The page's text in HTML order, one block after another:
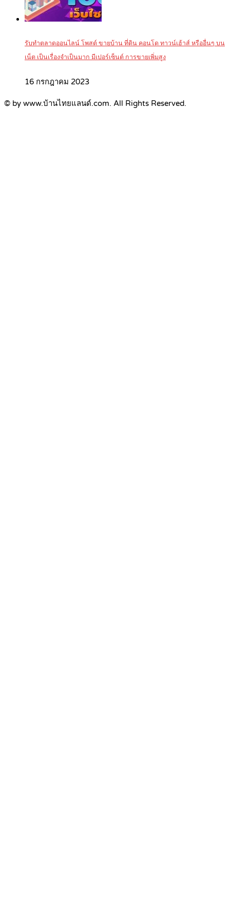
รับทำตลาดออนไลน์ โพสต์ ขายบ้าน ที่ดิน คอนโด ทาวน์เฮ้าส์ หรืออื่นๆ บน
เน็ต เป็นเรื่องจำเป็นมาก มีเปอร์เซ็นต์ การขายเพิ่มสูง
16 กรกฎาคม 2023
© by www.บ้านไทยแลนด์.com. All Rights Reserved.